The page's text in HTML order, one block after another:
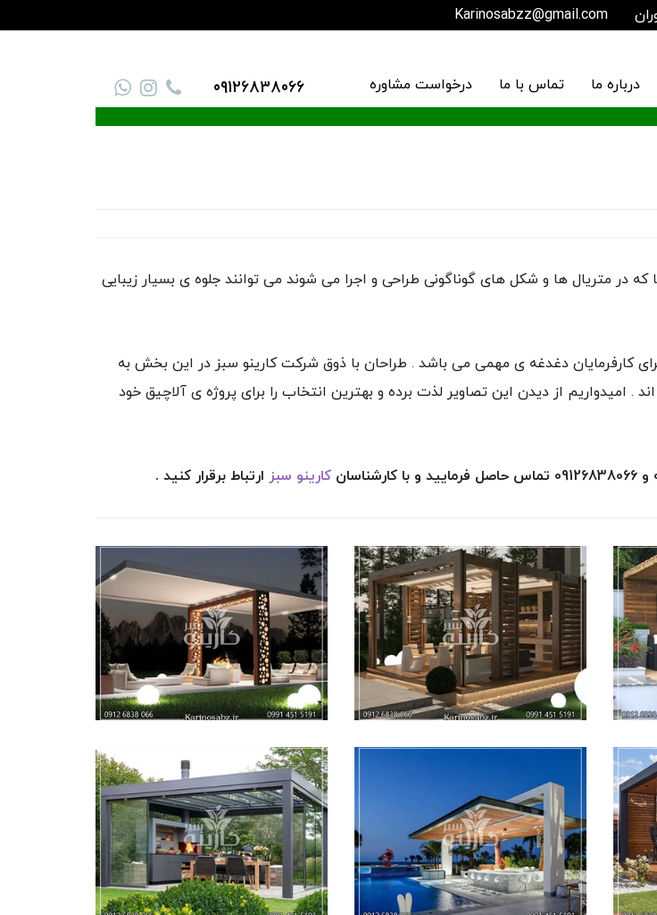
Karinosabzz@gmail.com
درباره ما تماس با ما درخواست مشاوره 09126838066
در متریال ها و شکل های گوناگونی طراحی و اجرا می شوند می توانند جلوه ی بسیار زیبایی
کارفرمایان دغدغه ی مهمی می باشد . طراحان با ذوق شرکت کارینو سبز در این بخش به
. امیدواریم از دیدن این تصاویر لذت برده و بهترین انتخاب را برای پروژه ی آلاچیق خود
کارینو سبز ارتباط برقرار کنید .